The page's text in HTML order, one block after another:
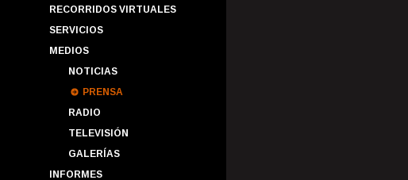
RECORRIDOS VIRTUALES
SERVICIOS
MEDIOS
NOTICIAS
PRENSA
RADIO
TELEVISIÓN
GALERÍAS
INFORMES